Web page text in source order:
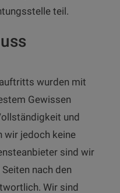
teil.
wurden mit
Gewissen
und
wir jedoch keine
sind wir
nach den
Wir sind